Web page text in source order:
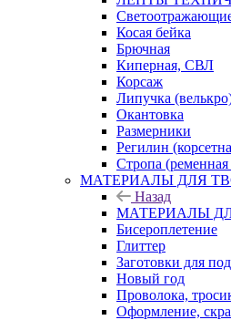
Косая бейка
Брючная
Киперная, СВЛ
Корсаж
Липучка
Окантовка
Размерники
Регилин
Стропа (ременная
МАТЕРИАЛЫ ДЛЯ
Назад
МАТЕРИАЛЫ
Бисероплетение
Глиттер
Заготовки для
Новый год
Проволока,
Оформление,